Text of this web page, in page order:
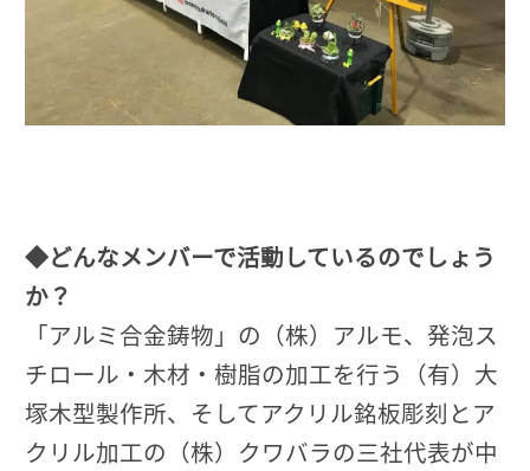
◆どんなメンバーで活動しているのでしょう
か？
「アルミ合金鋳物」の（株）アルモ、発泡ス
チロール・木材・樹脂の加工を行う（有）大
塚木型製作所、そしてアクリル銘板彫刻とア
クリル加工の（株）クワバラの三社代表が中